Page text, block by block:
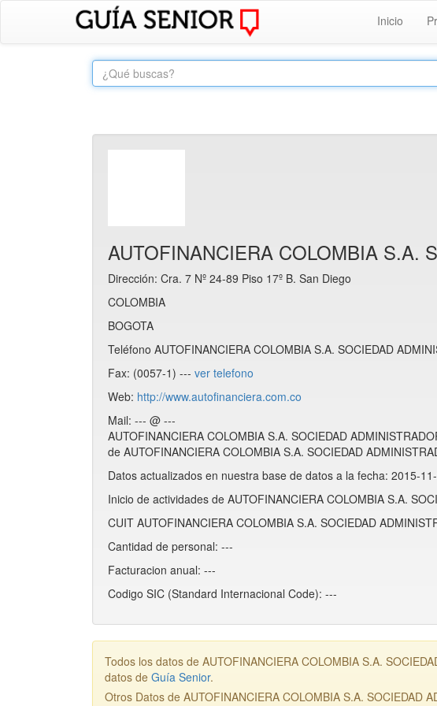
Inicio
AUTOFINANCIERA COLOMBIA S.A.
Dirección: Cra. 7 Nº 24-89 Piso 17º B. San Diego
COLOMBIA
BOGOTA
Teléfono AUTOFINANCIERA COLOMBIA S.A. SOCIEDAD
Fax: (0057-1) --- ver telefono
Web: http://www.autofinanciera.com.co
Mail: --- @ ---
AUTOFINANCIERA COLOMBIA S.A. SOCIEDAD
de AUTOFINANCIERA COLOMBIA S.A. SOCIEDAD
Datos actualizados en nuestra base de datos a la fecha: 2015-
Inicio de actividades de AUTOFINANCIERA COLOMBIA S.A.
CUIT AUTOFINANCIERA COLOMBIA S.A. SOCIEDAD
Cantidad de personal: ---
Facturacion anual: ---
Codigo SIC (Standard Internacional Code): ---
Todos los datos de AUTOFINANCIERA COLOMBIA S.A.
datos de Guía Senior.
Otros Datos de AUTOFINANCIERA COLOMBIA S.A. SOCIEDAD